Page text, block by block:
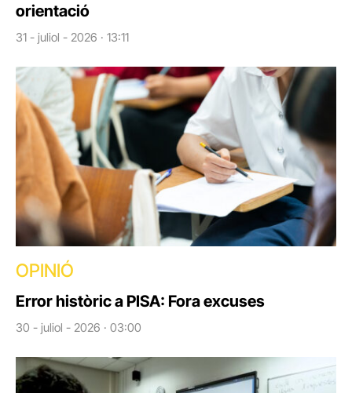
orientació
31 - juliol - 2026 · 13:11
OPINIÓ
Error històric a PISA: Fora excuses
30 - juliol - 2026 · 03:00